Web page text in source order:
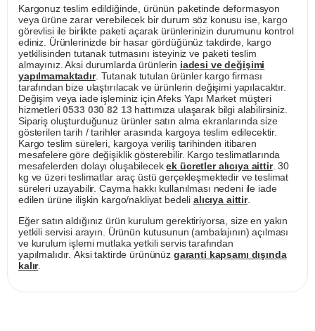
Kargonuz teslim edildiğinde, ürünün paketinde deformasyon
veya ürüne zarar verebilecek bir durum söz konusu ise, kargo
görevlisi ile birlikte paketi açarak ürünlerinizin durumunu kontrol
ediniz. Ürünlerinizde bir hasar gördüğünüz takdirde, kargo
yetkilisinden tutanak tutmasını isteyiniz ve paketi teslim
almayınız. Aksi durumlarda ürünlerin iadesi ve değişimi
yapılmamaktadır. Tutanak tutulan ürünler kargo firması
tarafından bize ulaştırılacak ve ürünlerin değişimi yapılacaktır.
Değişim veya iade işleminiz için Afeks Yapı Market müşteri
hizmetleri0533 030 82 13hattımıza ulaşarak bilgi alabilirsiniz.
Sipariş oluşturduğunuz ürünler satın alma ekranlarında size
gösterilen tarih / tarihler arasında kargoya teslim edilecektir.
Kargo teslim süreleri, kargoya veriliş tarihinden itibaren
mesafelere göre değişiklik gösterebilir. Kargo teslimatlarında
mesafelerden dolayı oluşabilecekek ücretler alıcıya aittir. 30
kg ve üzeri teslimatlar araç üstü gerçekleşmektedir ve teslimat
süreleri uzayabilir. Cayma hakkı kullanılması nedeni ile iade
edilen ürüne ilişkin kargo/nakliyat bedeli alıcıya aittir.
Eğer satın aldığınız ürün kurulum gerektiriyorsa, size en yakın
yetkili servisi arayın. Ürünün kutusunun (ambalajının) açılması
ve kurulum işlemi mutlaka yetkili servis tarafından
yapılmalıdır. Aksi taktirde ürününüz garanti kapsamı dışında
kalır.